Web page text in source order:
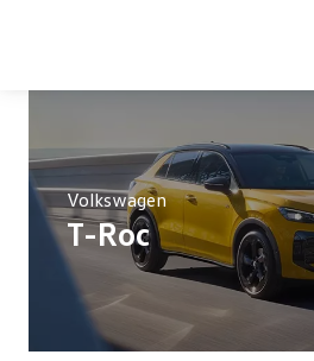
gaan
Volkswagen
T-Roc